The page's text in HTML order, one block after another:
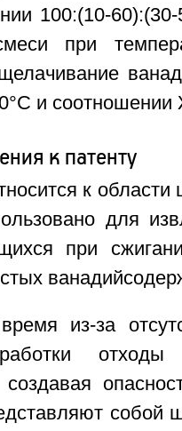
100:(10-
при
и
к патенту
к области
для
при
из-за
собой